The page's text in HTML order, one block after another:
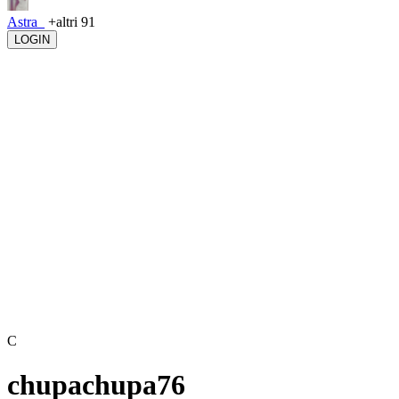
Astra_ +altri 91
LOGIN
C
chupachupa76